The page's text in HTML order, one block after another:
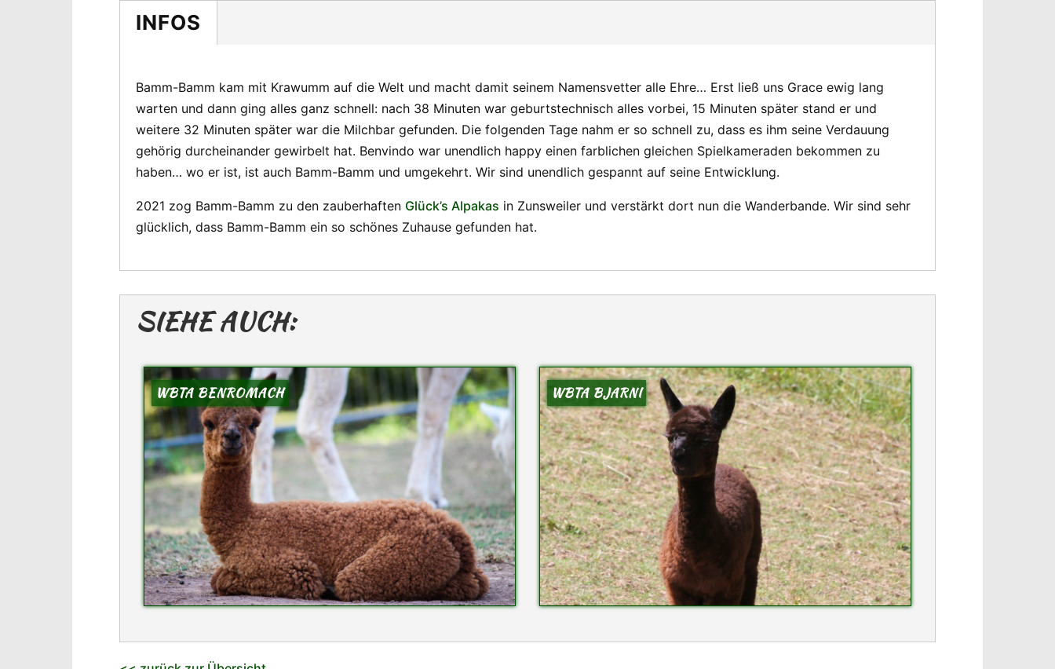
INFOS
Bamm-Bamm kam mit Krawumm auf die Welt und macht damit seinem Namensvetter alle Ehre… Erst ließ uns Grace ewig lang
warten und dann ging alles ganz schnell: nach 38 Minuten war geburtstechnisch alles vorbei, 15 Minuten später stand er und
weitere 32 Minuten später war die Milchbar gefunden. Die folgenden Tage nahm er so schnell zu, dass es ihm seine Verdauung
gehörig durcheinander gewirbelt hat. Benvindo war unendlich happy einen farblichen gleichen Spielkameraden bekommen zu
haben… wo er ist, ist auch Bamm-Bamm und umgekehrt. Wir sind unendlich gespannt auf seine Entwicklung.
2021 zog Bamm-Bamm zu den zauberhaften Glück’s Alpakas in Zunsweiler und verstärkt dort nun die Wanderbande. Wir sind sehr
glücklich, dass Bamm-Bamm ein so schönes Zuhause gefunden hat.
SIEHE AUCH:
WBTA BENROMACH WBTA BJARNI